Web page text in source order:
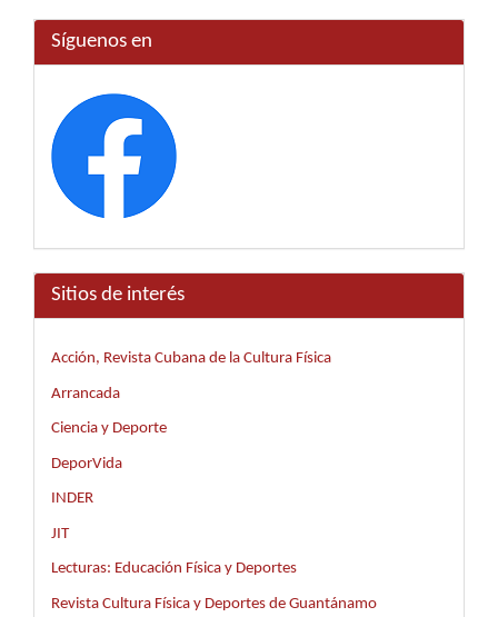
Síguenos en
Sitios de interés
Acción, Revista Cubana de la Cultura Física
Arrancada
Ciencia y Deporte
DeporVida
INDER
JIT
Lecturas: Educación Física y Deportes
Revista Cultura Física y Deportes de Guantánamo